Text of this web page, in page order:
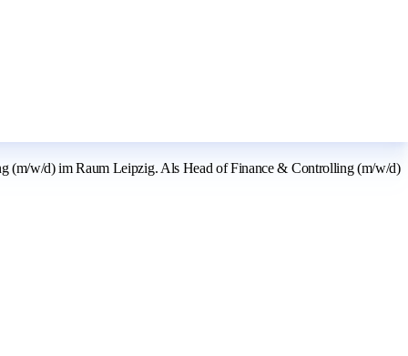
(m/w/d) im Raum Leipzig. Als Head of Finance & Controlling (m/w/d)